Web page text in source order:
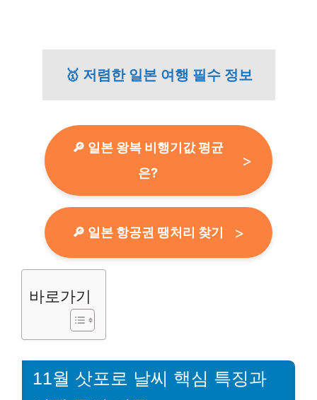
🥇 저렴한 일본 여행 필수 정보
🔎 일본 왕복 비행기값 평균
은?
🔎 일본 항공권 땡처리 찾기
바로가기
11월 삿포로 날씨 핵심 특징과